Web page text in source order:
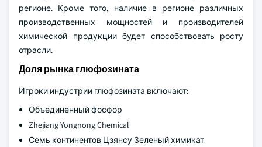
регионе. Кроме того, наличие в регионе различных
производственных мощностей и производителей
химической продукции будет способствовать росту
отрасли.
Доля рынка глюфозината
Игроки индустрии глюфозината включают:
Объединенный фосфор
Zhejiang Yongnong Chemical
Семь континентов Цзянсу Зеленый химикат